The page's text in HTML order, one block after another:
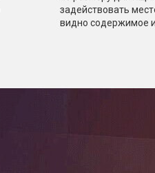
задействовать
видно содержимое